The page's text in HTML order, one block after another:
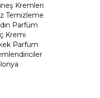
Kremleri
Temizleme
Parfüm
Kremi
Parfüm